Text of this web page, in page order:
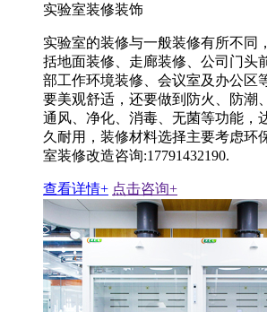
实验室装修装饰
实验室的装修与一般装修有所不同
括地面装修、走廊装修、公司门头
部工作环境装修、会议室及办公区
要美观舒适，还要做到防火、防潮
通风、净化、消毒、无菌等功能，
久耐用，装修材料选择主要考虑环
室装修改造咨询:17791432190.
查看详情+ 点击咨询+